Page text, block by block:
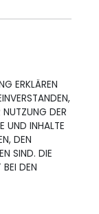
ERKLÄREN
NUTZUNG DER
UND INHALTE
DEN
SIND. DIE
DEN